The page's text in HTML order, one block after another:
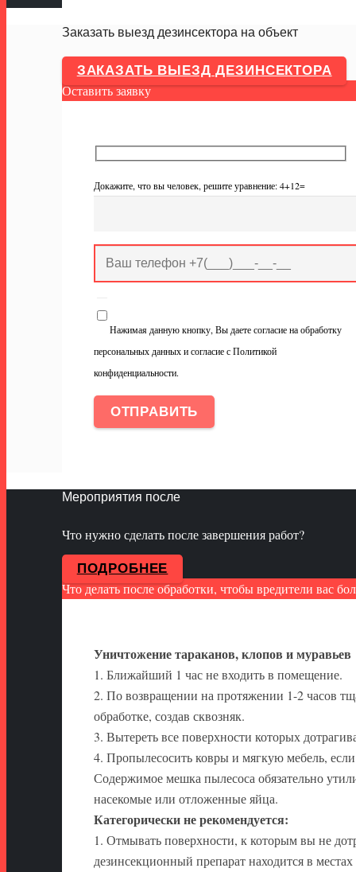
Заказать выезд дезинсектора на объект
ЗАКАЗАТЬ ВЫЕЗД ДЕЗИНСЕКТОРА
Оставить заявку
Докажите, что вы человек, решите уравнение: 4+12=
Нажимая данную кнопку, Вы даете согласие на обработку
персональных данных и согласие с Политикой
конфиденциальности.
Мероприятия после
Что нужно сделать после завершения работ?
ПОДРОБНЕЕ
Что делать после обработки, чтобы вредители вас
Уничтожение тараканов, клопов и муравьев
1. Ближайший 1 час не входить в помещение.
2. По возвращении на протяжении 1-2 часов
обработке, создав сквозняк.
3. Вытереть все поверхности которых
4. Пропылесосить ковры и мягкую мебель,
Содержимое мешка пылесоса обязательно
насекомые или отложенные яйца.
Категорически не рекомендуется:
1. Отмывать поверхности, к которым вы не
дезинсекционный препарат находится в